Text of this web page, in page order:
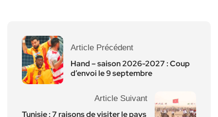
Article Précédent
Hand – saison 2026-2027 : Coup
d’envoi le 9 septembre
Article Suivant
Tunisie : 7 raisons de visiter le pays